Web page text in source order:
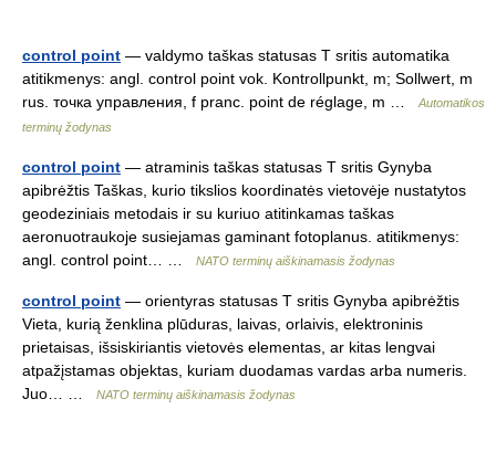
control point — valdymo taškas statusas T sritis automatika
atitikmenys: angl. control point vok. Kontrollpunkt, m; Sollwert, m
rus. точка управления, f pranc. point de réglage, m …
Automatikos
terminų žodynas
control point — atraminis taškas statusas T sritis Gynyba
apibrėžtis Taškas, kurio tikslios koordinatės vietovėje nustatytos
geodeziniais metodais ir su kuriuo atitinkamas taškas
aeronuotraukoje susiejamas gaminant fotoplanus. atitikmenys:
angl. control point… …
NATO terminų aiškinamasis žodynas
control point — orientyras statusas T sritis Gynyba apibrėžtis
Vieta, kurią ženklina plūduras, laivas, orlaivis, elektroninis
prietaisas, išsiskiriantis vietovės elementas, ar kitas lengvai
atpažįstamas objektas, kuriam duodamas vardas arba numeris.
Juo… …
NATO terminų aiškinamasis žodynas